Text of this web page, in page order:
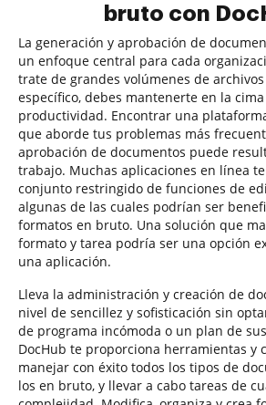
bruto con
La generación y aprobación de
un enfoque central para cada
trate de grandes volúmenes de
específico, debes mantenerte en la
productividad. Encontrar una
que aborde tus problemas más
aprobación de documentos puede
trabajo. Muchas aplicaciones en línea
conjunto restringido de funciones de
algunas de las cuales podrían ser
formatos en bruto. Una solución que
formato y tarea podría ser una opción
una aplicación.
Lleva la administración y creación de
nivel de sencillez y sofisticación sin
de programa incómoda o un plan de
DocHub te proporciona herramientas y
manejar con éxito todos los tipos de
los en bruto, y llevar a cabo tareas de